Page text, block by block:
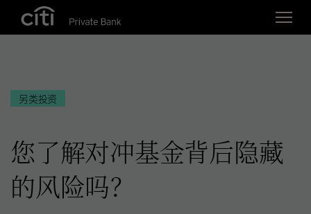
Skip navigation links
另类投资
您了解对冲基金背后隐藏
的风险吗？